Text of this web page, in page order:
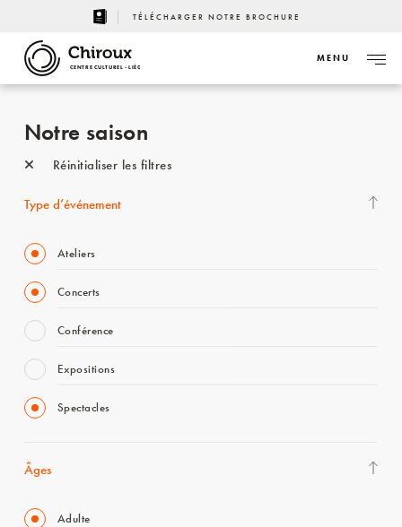
TÉLÉCHARGER NOTRE BROCHURE
CENTRE CULTUREL - LIÈGE
MENU
Notre saison
Réinitialiser les filtres
Type d’événement
Ateliers
Concerts
Conférence
Expositions
Spectacles
Âges
Adulte